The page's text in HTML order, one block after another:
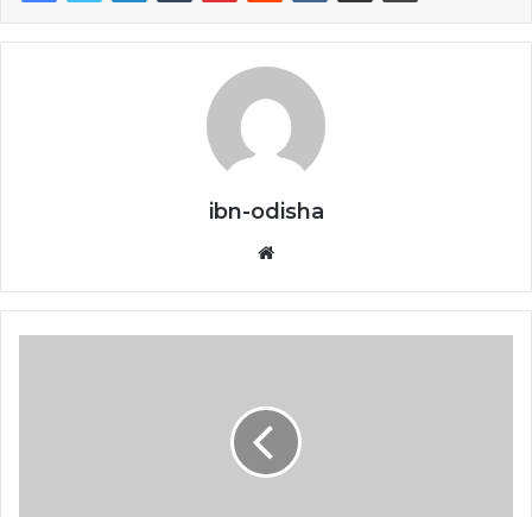
ibn-odisha
Website